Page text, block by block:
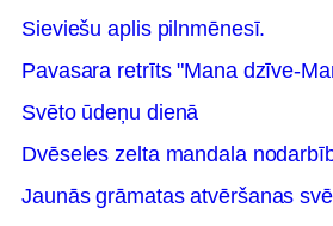
Sieviešu aplis pilnmēnesī.
Pavasara retrīts "Mana dzīve-
Svēto ūdeņu dienā
Dvēseles zelta mandala
Jaunās grāmatas atvēršanas